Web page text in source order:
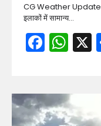
CG Weather Update:
इलाकों में सामान्य…